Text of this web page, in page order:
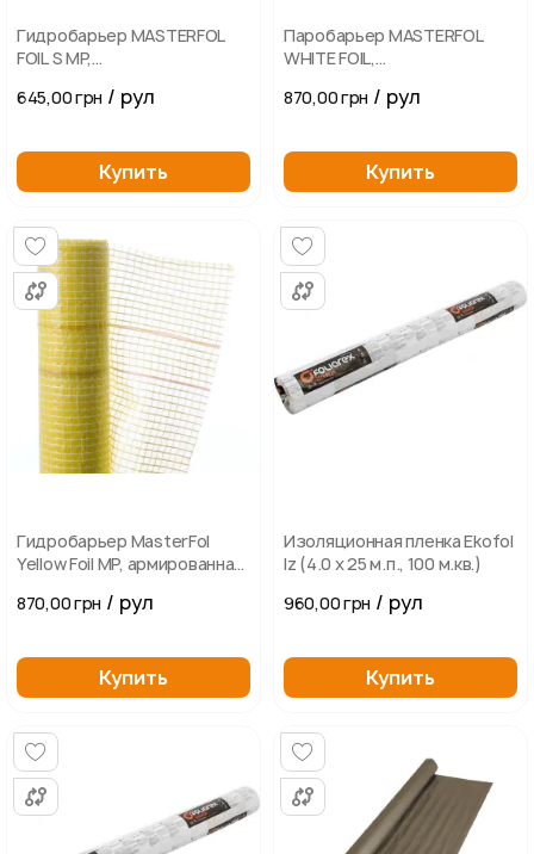
Гидробарьер MASTERFOL
FOIL S MP,
645,00 грн / рул
Купить
Паробарьер MASTERFOL
WHITE FOIL,
870,00 грн / рул
Купить
Гидробарьер MasterFol
Yellow Foil MP, армированная
870,00 грн / рул
Купить
Изоляционная пленка Ekofol
Iz (4.0 х 25 м.п., 100 м.кв.)
960,00 грн / рул
Купить